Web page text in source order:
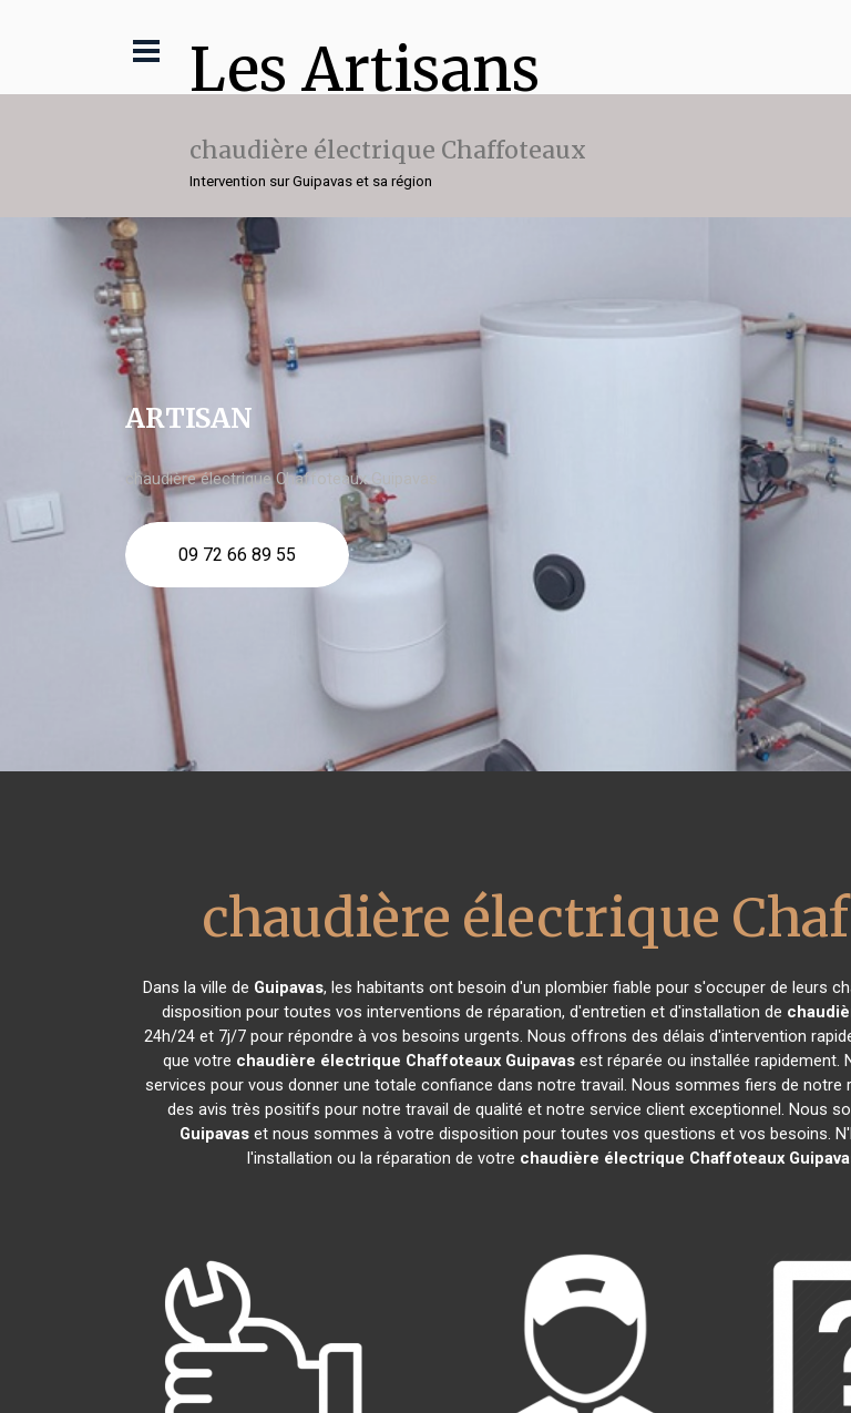
Les Artisans
chaudière électrique Chaffoteaux
Intervention sur Guipavas et sa région
ARTISAN
chaudière électrique Chaffoteaux Guipavas
09 72 66 89 55
chaudière électrique
Dans la ville de Guipavas, les habitants ont besoin d'un plombier fiable pour s'occuper de leurs
disposition pour toutes vos interventions de réparation, d'entretien et d'installation de
24h/24 et 7j/7 pour répondre à vos besoins urgents. Nous offrons des délais d'intervention
que votre chaudière électrique Chaffoteaux Guipavasest réparée ou installée
services pour vous donner une totale confiance dans notre travail. Nous sommes fiers de notre
des avis très positifs pour notre travail de qualité et notre service client exceptionnel. Nous
Guipavas et nous sommes à votre disposition pour toutes vos questions et vos besoins.
l'installation ou la réparation de votre chaudière électrique Chaffoteaux